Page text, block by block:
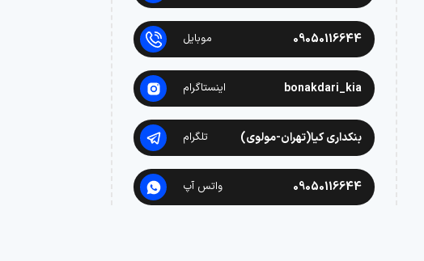
09050116644 موبایل
bonakdari_kia اینستاگرام
بنکداری کیا(تهران-مولوی) تلگرام
09050116644 واتس آپ